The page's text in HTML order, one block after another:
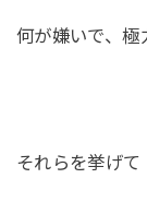
何が嫌いで、極
それらを挙げて